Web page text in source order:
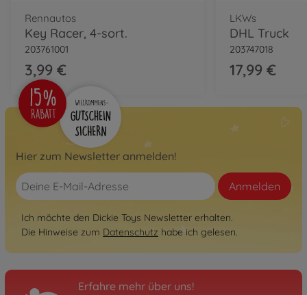
Rennautos
Key Racer, 4-sort.
203761001
3,99 €
LKWs
DHL Truck
203747018
17,99 €
Hier zum Newsletter anmelden!
Anmelden
Ich möchte den Dickie Toys Newsletter erhalten.
Die Hinweise zum Datenschutz habe ich gelesen.
Erfahre mehr über uns!